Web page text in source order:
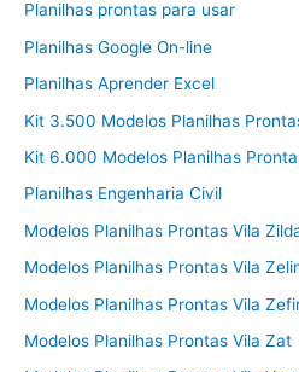
Planilhas prontas para usar
Planilhas Google On-line
Planilhas Aprender Excel
Kit 3.500 Modelos Planilhas
Kit 6.000 Modelos Planilhas
Planilhas Engenharia Civil
Modelos Planilhas Prontas Vila
Modelos Planilhas Prontas Vila
Modelos Planilhas Prontas Vila
Modelos Planilhas Prontas Vila Zat